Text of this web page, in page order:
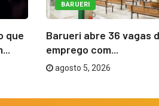
que
BARUERI
Barueri abre 36 vagas
emprego com...
agosto 5, 2026